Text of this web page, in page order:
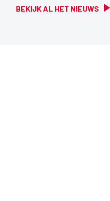
BEKIJK AL HET NIEUWS